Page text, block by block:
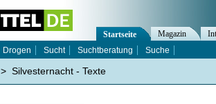
Startseite Magazin
Drogen Sucht Suchtberatung Suche
> Silvesternacht - Texte